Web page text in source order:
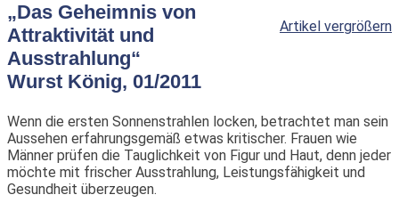
Artikel vergrößern
„Das Geheimnis von
Attraktivität und
Ausstrahlung“
Wurst König, 01/2011
Wenn die ersten Sonnenstrahlen locken, betrachtet man sein
Aussehen erfahrungsgemäß etwas kritischer. Frauen wie
Männer prüfen die Tauglichkeit von Figur und Haut, denn jeder
möchte mit frischer Ausstrahlung, Leistungsfähigkeit und
Gesundheit überzeugen.